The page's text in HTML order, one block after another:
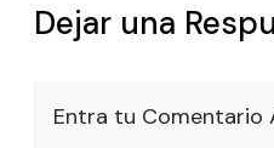
Dejar una
Entra tu Comentario